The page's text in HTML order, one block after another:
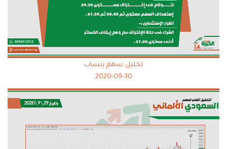
تحليل سهم ينساب
2020-09-30